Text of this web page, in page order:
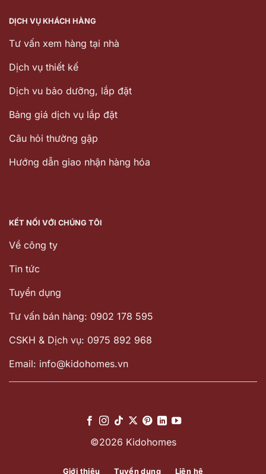
DỊCH VỤ KHÁCH HÀNG
Tư vấn xem hàng tại nhà
Dịch vụ thiết kế
Dịch vu bảo dưỡng, lắp đặt
Bảng giá dịch vụ lắp đặt
Câu hỏi thường gặp
Hướng dẫn giao nhận hàng hóa
KẾT NỐI VỚI CHÚNG TÔI
Về công ty
Tin tức
Tuyển dụng
Tư vấn bán hàng: 0902 178 595
CSKH & Dịch vụ: 0975 892 968
Email: info@kidohomes.vn
©2026 Kidohomes
Giới thiệu Tuyển dụng Liên hệ